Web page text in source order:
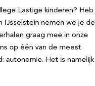
Lastige kinderen? Heb
IJsselstein nemen we je de
graag mee in onze
op één van de meest
autonomie. Het is namelijk